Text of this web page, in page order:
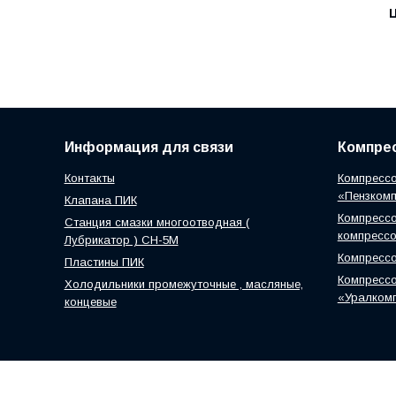
Информация для связи
Контакты
Клапана ПИК
Станция смазки многоотводная (
Лубрикатор ) СН-5М
Пластины ПИК
Холодильники промежуточные , масляные,
концевые